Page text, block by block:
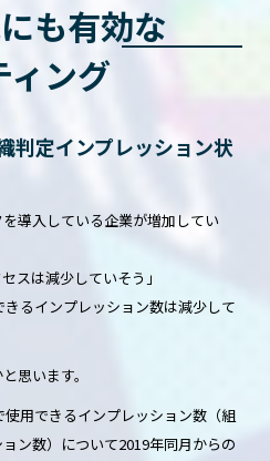
も有効な
ング
判定インプレッション状
導入している企業が増加してい
スは減少していそう」
きるインプレッション数は減少して
思います。
用できるインプレッション数（組
ン数）について2019年同月からの